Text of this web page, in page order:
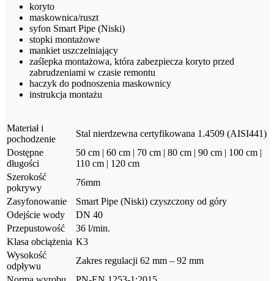
koryto
maskownica/ruszt
syfon Smart Pipe (Niski)
stopki montażowe
mankiet uszczelniający
zaślepka montażowa, która zabezpiecza koryto przed
zabrudzeniami w czasie remontu
haczyk do podnoszenia maskownicy
instrukcja montażu
Materiał i
pochodzenie
Stal nierdzewna certyfikowana 1.4509 (AISI441)
Dostępne
długości
50 cm | 60 cm | 70 cm | 80 cm | 90 cm | 100 cm |
110 cm | 120 cm
Szerokość
pokrywy
76mm
Zasyfonowanie
Smart Pipe (Niski) czyszczony od góry
Odejście wody
DN 40
Przepustowość
36 l/min.
Klasa obciążenia K3
Wysokość
odpływu
Zakres regulacji 62 mm – 92 mm